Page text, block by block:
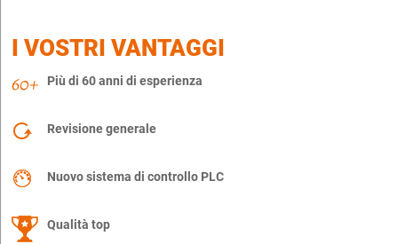
I VOSTRI VANTAGGI
Più di 60 anni di esperienza
Revisione generale
Nuovo sistema di controllo PLC
Qualità top